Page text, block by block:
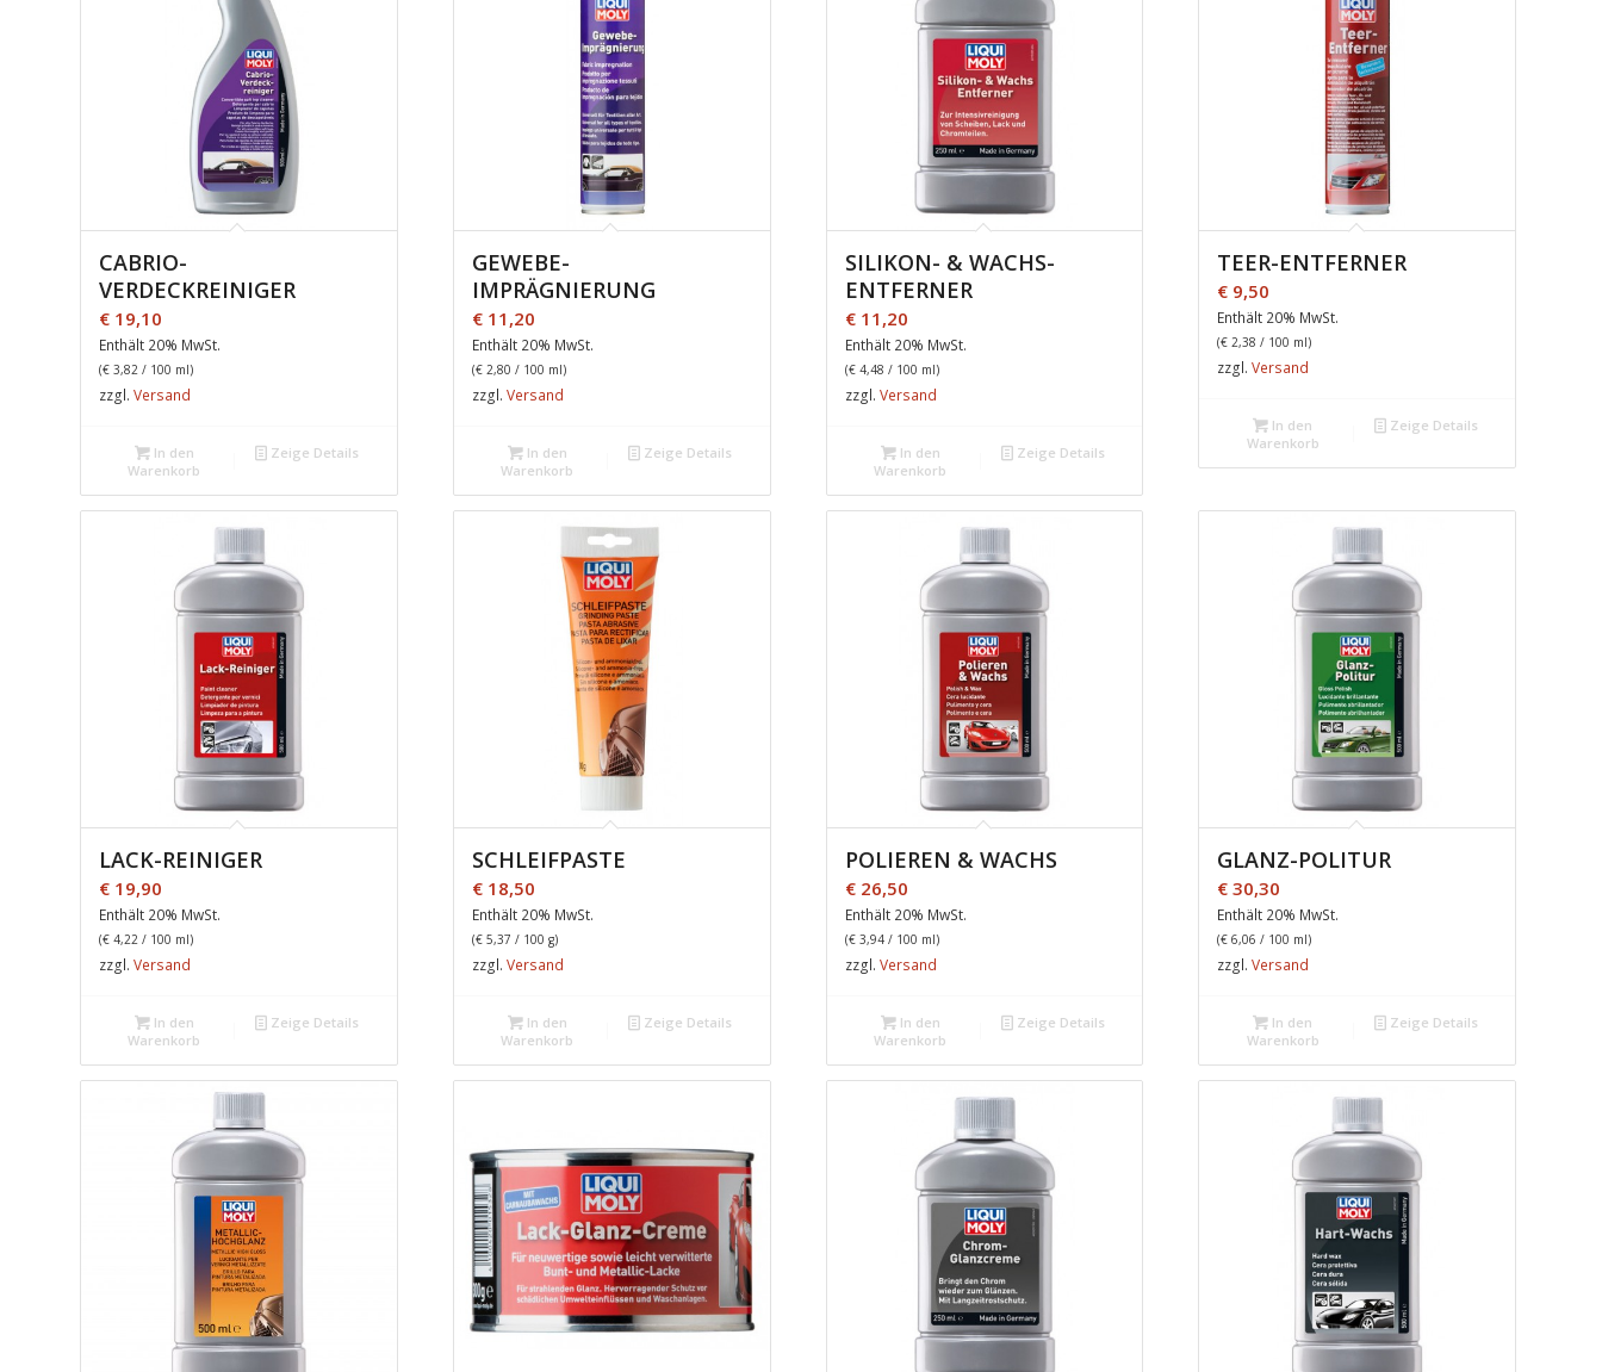
CABRIO-
VERDECKREINIGER
€ 19,10
Enthält 20% MwSt.
(€ 3,82 / 100 ml)
zzgl. Versand
In den
Warenkorb
Zeige Details
GEWEBE-
IMPRÄGNIERUNG
€11,20
Enthält 20% MwSt.
(€2,80 / 100 ml)
zzgl. Versand
In den
Warenkorb
Zeige Details
SILIKON- & WACHS-
ENTFERNER
€11,20
Enthält 20% MwSt.
(€4,48 / 100 ml)
zzgl. Versand
In den
Warenkorb
Zeige Details
TEER-ENTFERNER
€ 9,50
Enthält 20% MwSt.
(€ 2,38 / 100 ml)
zzgl.Versand
In den
Warenkorb
Zeige Details
LACK-REINIGER
€ 19,90
Enthält 20% MwSt.
(€ 4,22 / 100 ml)
zzgl. Versand
In den
Warenkorb
Zeige Details
SCHLEIFPASTE
€18,50
Enthält 20% MwSt.
(€5,37 / 100 g)
zzgl. Versand
In den
Warenkorb
Zeige Details
POLIEREN & WACHS
€26,50
Enthält 20% MwSt.
(€3,94/ 100 ml)
zzgl. Versand
In den
Warenkorb
Zeige Details
GLANZ-POLITUR
€ 30,30
Enthält 20% MwSt.
(€ 6,06 / 100 ml)
zzgl.Versand
In den
Warenkorb
Zeige Details